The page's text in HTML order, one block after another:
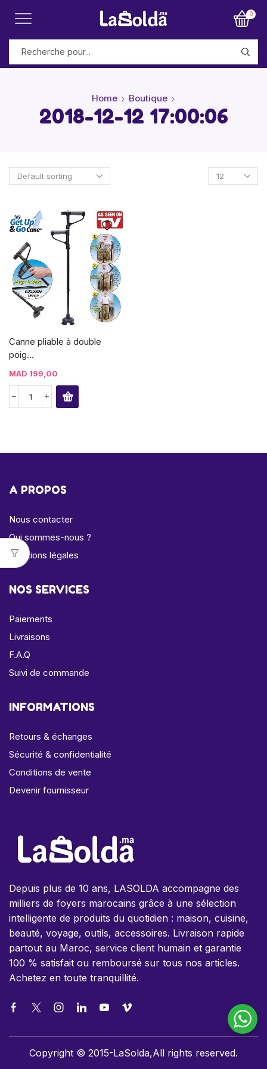
0
Home Boutique
2018-12-12 17:00:06
Canne pliable à double
poig...
MAD 199,00
A PROPOS
Nous contacter
Qui sommes-nous ?
Mentions légales
NOS SERVICES
Paiements
Livraisons
F.A.Q
Suivi de commande
INFORMATIONS
Retours & échanges
Sécurité & confidentialité
Conditions de vente
Devenir fournisseur
Depuis plus de 10 ans, LASOLDA accompagne des
milliers de foyers marocains grâce à une sélection
intelligente de produits du quotidien : maison, cuisine,
beauté, voyage, outils, accessoires. Livraison rapide
partout au Maroc, service client humain et garantie
100 % satisfait ou remboursé sur tous nos articles.
Achetez en toute tranquillité.
Copyright © 2015-LaSolda,All rights reserved.